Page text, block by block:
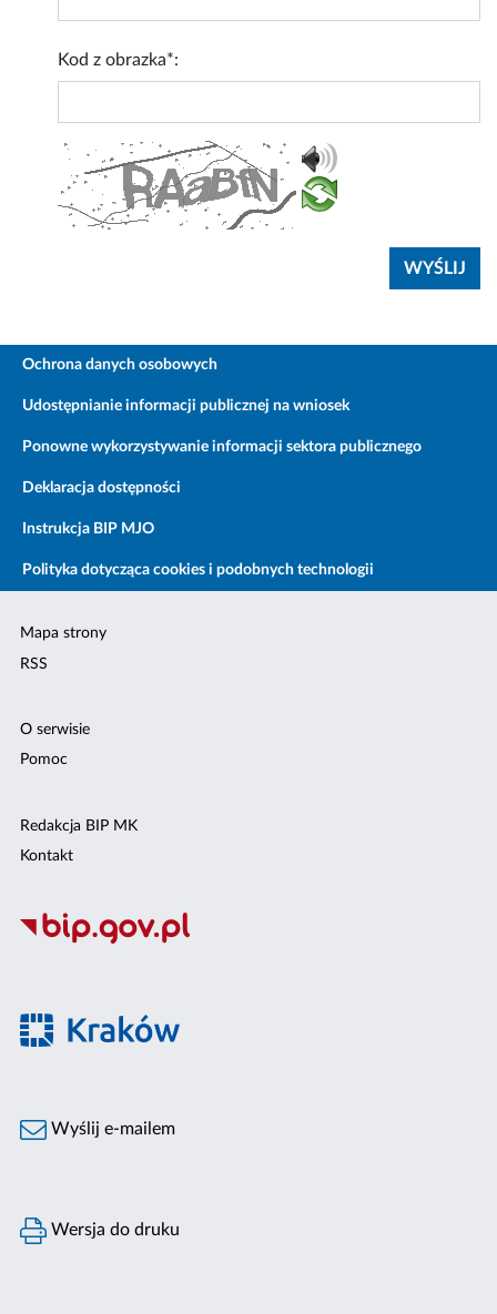
Kod z obrazka*:
Ochrona danych osobowych
Udostępnianie informacji publicznej na wniosek
Ponowne wykorzystywanie informacji sektora publicznego
Deklaracja dostępności
Instrukcja BIP MJO
Polityka dotycząca cookies i podobnych technologii
Mapa strony
RSS
O serwisie
Pomoc
Redakcja BIP MK
Kontakt
Wyślij e-mailem
Wersja do druku